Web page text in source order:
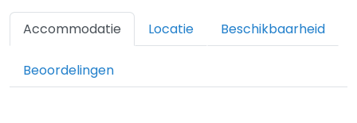
Accommodatie Locatie Beschikbaarheid
Beoordelingen